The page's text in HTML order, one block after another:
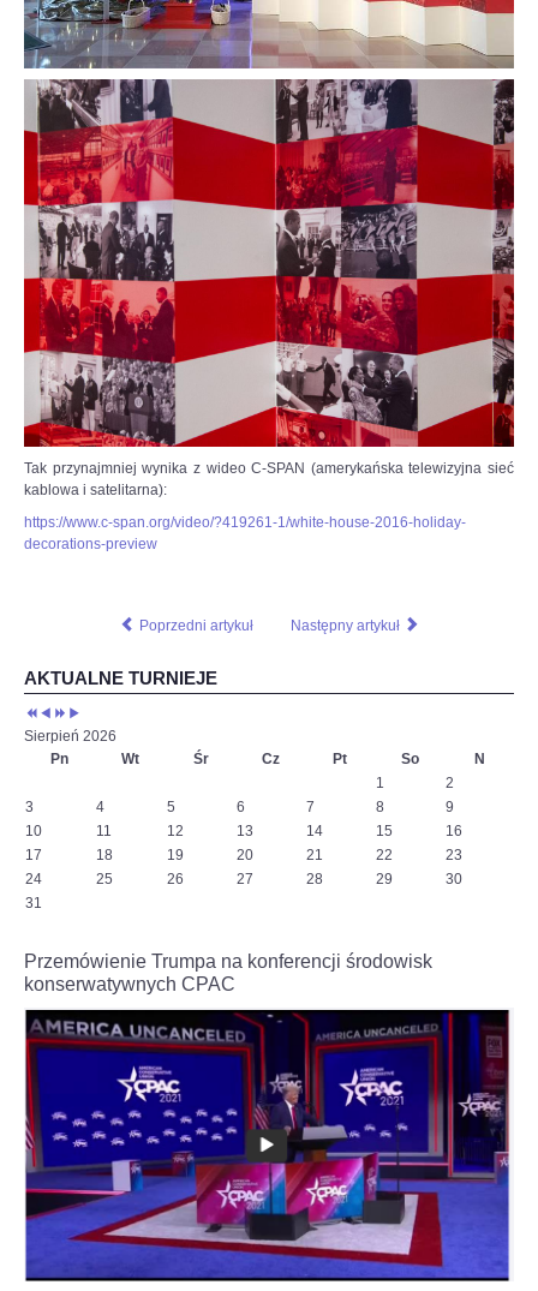
jeden.
Na
szachownicy
czeka
nas
powiedział
wywiadzie
dla
Interia.pl
szachista.
Czytaj
więcej
https://sport.interia.pl/szachy/news-
jan-
krzysztof-
duda-
dla-
interia-
pl-
stoczylbym-
c,nId,5769580?
Tak przynajmniej wynika z wideo C-SPAN (amerykańska telewizyjna sieć
kablowa i satelitarna):
https://www.c-span.org/video/?419261-1/white-house-2016-holiday-
decorations-preview
Poprzedni artykuł Następny artykuł
AKTUALNE TURNIEJE
Sierpień 2026
Pn
Wt Śr Cz Pt So
N
1
2
3
4 5 6 7 8
9
10
11 12 13 14 15
16
17
18 19 20 21 22
23
24
25 26 27 28 29
30
31
Przemówienie Trumpa na konferencji środowisk
konserwatywnych CPAC